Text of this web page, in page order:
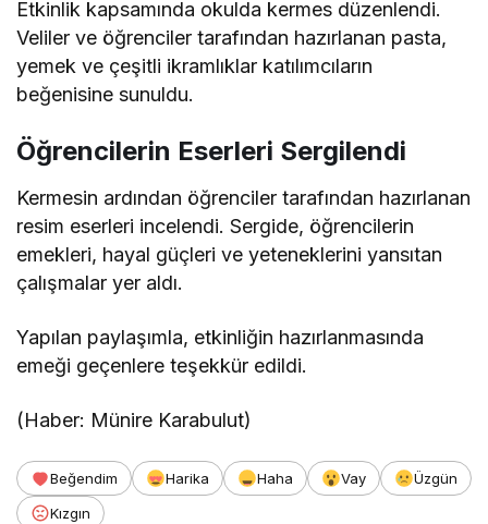
Etkinlik kapsamında okulda kermes düzenlendi.
Veliler ve öğrenciler tarafından hazırlanan pasta,
yemek ve çeşitli ikramlıklar katılımcıların
beğenisine sunuldu.
Öğrencilerin Eserleri Sergilendi
Kermesin ardından öğrenciler tarafından hazırlanan
resim eserleri incelendi. Sergide, öğrencilerin
emekleri, hayal güçleri ve yeteneklerini yansıtan
çalışmalar yer aldı.
Yapılan paylaşımla, etkinliğin hazırlanmasında
emeği geçenlere teşekkür edildi.
(Haber: Münire Karabulut)
Beğendim Harika Haha Vay
Üzgün
Kızgın